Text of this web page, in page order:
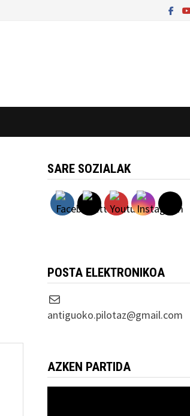
SARE SOZIALAK
POSTA ELEKTRONIKOA
Correo electrónico
antiguoko.pilotaz@gmail.com
AZKEN PARTIDA